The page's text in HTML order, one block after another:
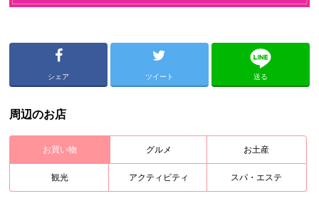
シェア ツイート 送る
周辺のお店
お買い物 グルメ お土産
観光 アクティビティ スパ・エステ